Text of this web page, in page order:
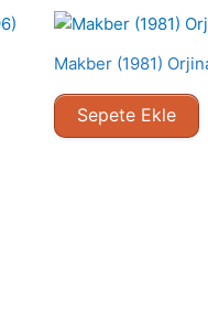
Makber (1981)
Sepete Ekle